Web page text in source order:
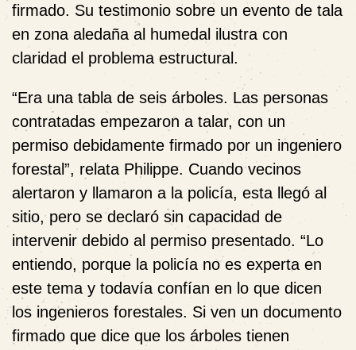
firmado. Su testimonio sobre un evento de tala
en zona aledaña al humedal ilustra con
claridad el problema estructural.
“Era una tabla de seis árboles. Las personas
contratadas empezaron a talar, con un
permiso debidamente firmado por un ingeniero
forestal”, relata Philippe. Cuando vecinos
alertaron y llamaron a la policía, esta llegó al
sitio, pero se declaró sin capacidad de
intervenir debido al permiso presentado. “Lo
entiendo, porque la policía no es experta en
este tema y todavía confían en lo que dicen
los ingenieros forestales. Si ven un documento
firmado que dice que los árboles tienen